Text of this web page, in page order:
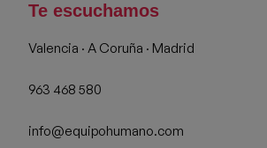
Te escuchamos
Valencia · A Coruña · Madrid
963 468 580
info@equipohumano.com